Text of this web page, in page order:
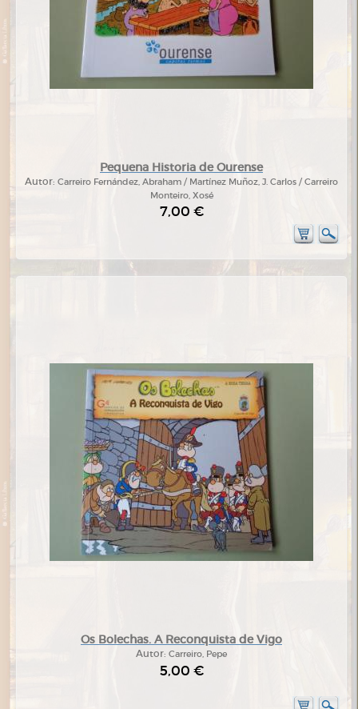
Pequena Historia de Ourense
Autor: Carreiro Fernández, Abraham / Martínez Muñoz, J. Carlos / Carreiro
Monteiro, Xosé
7,00 €
Os Bolechas. A Reconquista de Vigo
Autor: Carreiro, Pepe
5,00 €